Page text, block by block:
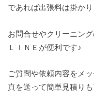
であれば出張料は掛かり
お問合せやクリーニン
ＬＩＮＥが便利です♪
ご質問や依頼内容をメ
真を送って簡単見積りも